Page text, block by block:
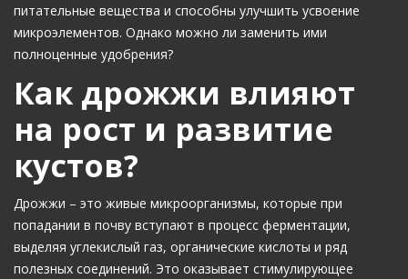
питательные вещества и способны улучшить усвоение
микроэлементов. Однако можно ли заменить ими
полноценные удобрения?
Как дрожжи влияют
на рост и развитие
кустов?
Дрожжи – это живые микроорганизмы, которые при
попадании в почву вступают в процесс ферментации,
выделяя углекислый газ, органические кислоты и ряд
полезных соединений. Это оказывает стимулирующее